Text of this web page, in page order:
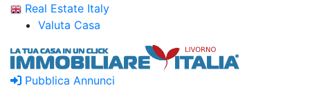
Real Estate Italy
Valuta Casa
Pubblica Annunci